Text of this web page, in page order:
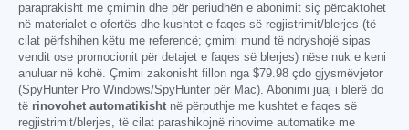
paraprakisht me çmimin dhe për periudhën e abonimit siç përcaktohet
në materialet e ofertës dhe kushtet e faqes së regjistrimit/blerjes (të
cilat përfshihen këtu me referencë; çmimi mund të ndryshojë sipas
vendit ose promocionit për detajet e faqes së blerjes) nëse nuk e keni
anuluar në kohë. Çmimi zakonisht fillon nga $79.98 çdo gjysmëvjetor
(SpyHunter Pro Windows/SpyHunter për Mac). Abonimi juaj i blerë do
të rinovohet automatikisht në përputhje me kushtet e faqes së
regjistrimit/blerjes, të cilat parashikojnë rinovime automatike me